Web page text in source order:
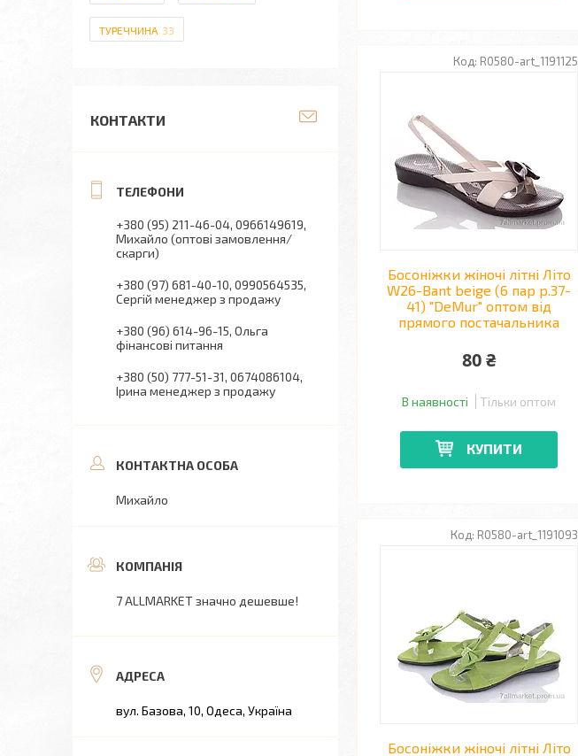
R0580-art_1191125
Босоніжки жіночі літні Літо
W26-Bant beige (6 пар р.37-
41) "DeMur" оптом від
прямого постачальника
80 ₴
В наявності Тільки оптом
КУПИТИ
R0580-art_1191093
Босоніжки жіночі літні Літо
ТУРЕЧЧИНА 33
КОНТАКТИ
+380 (95) 211-46-04 0966149619
Михайло (оптові замовлення/
скарги)
+380 (97) 681-40-10 0990564535
Сергій менеджер з продажу
+380 (96) 614-96-15 Ольга
фінансові питання
+380 (50) 777-51-31 0674086104
Ірина менеджер з продажу
Михайло
7 ALLMARKET значно дешевше!
вул. Базова, 10, Одеса, Україна